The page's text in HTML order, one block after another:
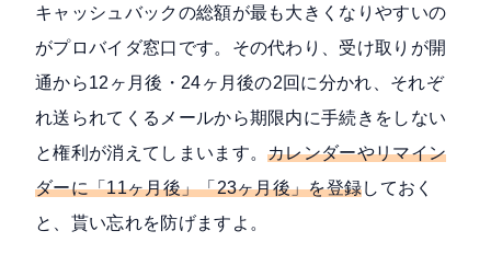
キャッシュバックの総額が最も大きくなりやすいの
がプロバイダ窓口です。その代わり、受け取りが開
通から12ヶ月後・24ヶ月後の2回に分かれ、それぞ
れ送られてくるメールから期限内に手続きをしない
と権利が消えてしまいます。カレンダーやリマイン
ダーに「11ヶ月後」「23ヶ月後」を登録しておく
と、貰い忘れを防げますよ。